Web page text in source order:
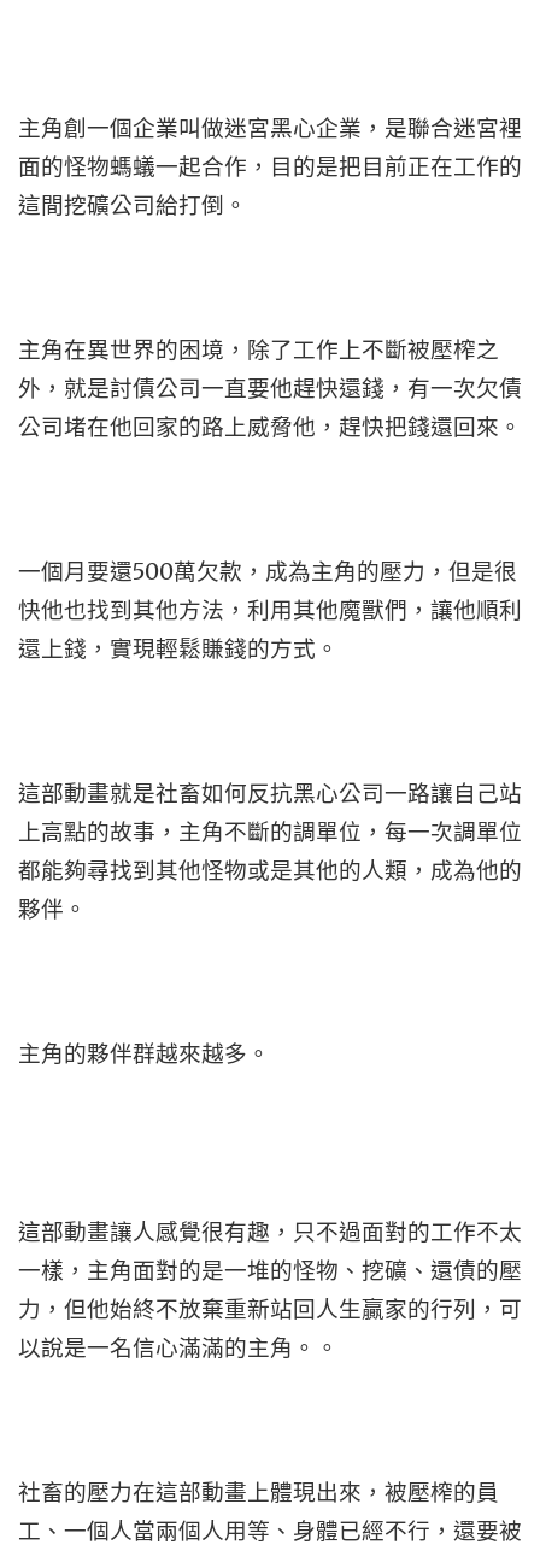
主角創一個企業叫做迷宮黑心企業，是聯合迷宮裡
面的怪物螞蟻一起合作，目的是把目前正在工作的
這間挖礦公司給打倒。
主角在異世界的困境，除了工作上不斷被壓榨之
外，就是討債公司一直要他趕快還錢，有一次欠債
公司堵在他回家的路上威脅他，趕快把錢還回來。
一個月要還500萬欠款，成為主角的壓力，但是很
快他也找到其他方法，利用其他魔獸們，讓他順利
還上錢，實現輕鬆賺錢的方式。
這部動畫就是社畜如何反抗黑心公司一路讓自己站
上高點的故事，主角不斷的調單位，每一次調單位
都能夠尋找到其他怪物或是其他的人類，成為他的
夥伴。
主角的夥伴群越來越多。
這部動畫讓人感覺很有趣，只不過面對的工作不太
一樣，主角面對的是一堆的怪物、挖礦、還債的壓
力，但他始終不放棄重新站回人生贏家的行列，可
以說是一名信心滿滿的主角。。
社畜的壓力在這部動畫上體現出來，被壓榨的員
工、一個人當兩個人用等、身體已經不行，還要被